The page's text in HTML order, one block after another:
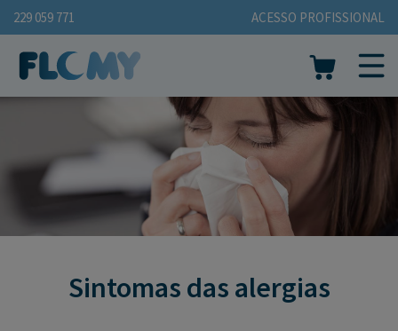
229 059 771 ACESSO PROFISSIONAL
Sintomas das alergias